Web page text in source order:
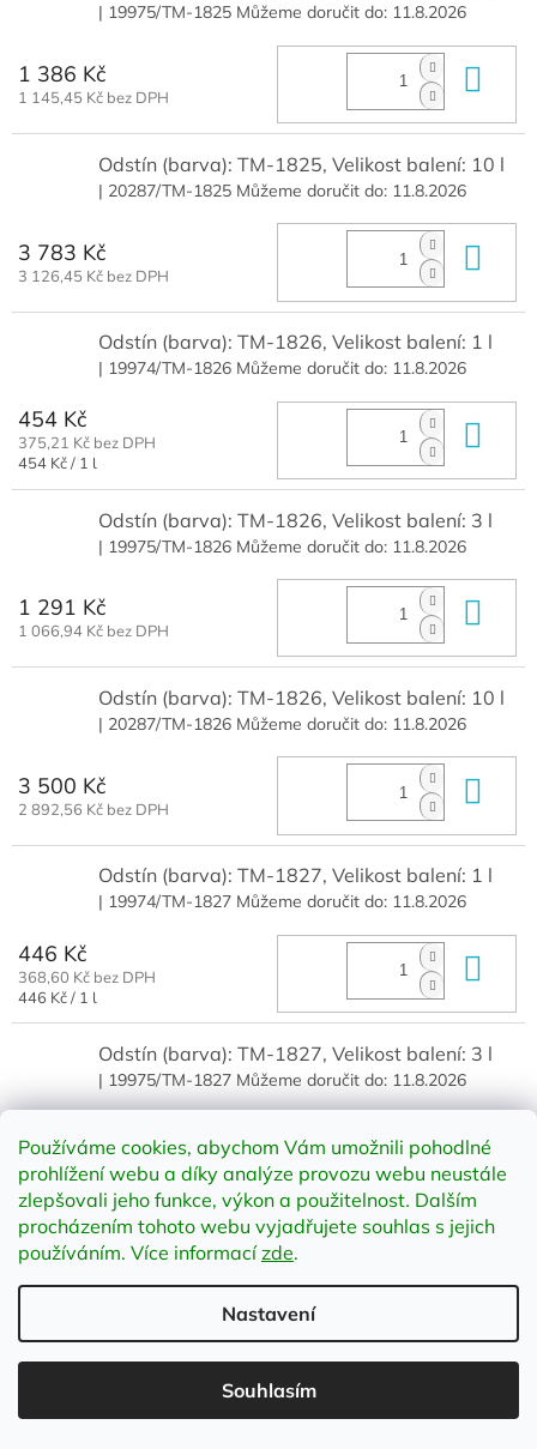
Používáme cookies, abychom Vám umožnili pohodlné
prohlížení webu a díky analýze provozu webu neustále
zlepšovali jeho funkce, výkon a použitelnost. Dalším
procházením tohoto webu vyjadřujete souhlas s jejich
používáním. Více informacízde.
Nastavení
Souhlasím
| 19975/TM-1825 Můžeme doručit do: 11.8.2026
1 386 Kč
1 145,45 Kč bez DPH
Odstín (barva): TM-1825, Velikost balení: 10 l
| 20287/TM-1825 Můžeme doručit do: 11.8.2026
3 783 Kč
3 126,45 Kč bez DPH
Odstín (barva): TM-1826, Velikost balení: 1 l
| 19974/TM-1826 Můžeme doručit do: 11.8.2026
454 Kč
375,21 Kč bez DPH
Měrná
454 Kč / 1 l
Odstín (barva): TM-1826, Velikost balení: 3 l
| 19975/TM-1826 Můžeme doručit do: 11.8.2026
1 291 Kč
1 066,94 Kč bez DPH
Odstín (barva): TM-1826, Velikost balení: 10 l
| 20287/TM-1826 Můžeme doručit do: 11.8.2026
3 500 Kč
2 892,56 Kč bez DPH
Odstín (barva): TM-1827, Velikost balení: 1 l
| 19974/TM-1827 Můžeme doručit do: 11.8.2026
446 Kč
368,60 Kč bez DPH
Měrná
446 Kč / 1 l
Odstín (barva): TM-1827, Velikost balení: 3 l
| 19975/TM-1827 Můžeme doručit do: 11.8.2026
1 268 Kč
1 047,93 Kč bez DPH
Odstín (barva): TM-1827, Velikost balení: 10 l
| 20287/TM-1827Můžeme doručit do:
2 836,36 Kč bez DPH